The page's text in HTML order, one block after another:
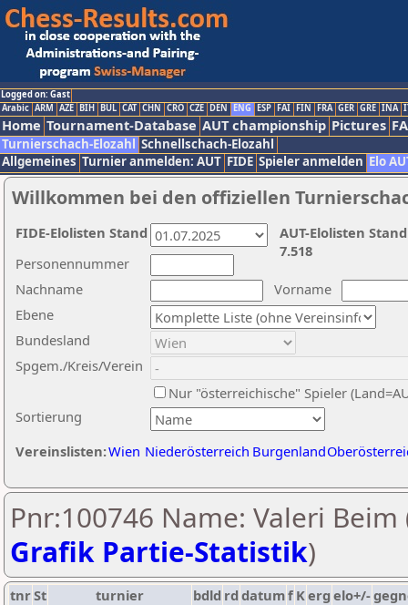
Logged on: Gast
Arabic ARM AZE BIH BUL CAT CHN CRO CZE DEN ENG ESP FAI FIN FRA GER GRE INA
Home Tournament-Database AUT championship Pictures
Turnierschach-Elozahl Schnellschach-Elozahl
Allgemeines Turnier anmelden: AUT FIDE Spieler anmelden Elo
Willkommen bei den offiziellen
Nachname
Vorname
Ebene
Sortierung
Personennummer
Bundesland
Spgem./Kreis/Verein
Nur "österreichische" Spieler
Vereinslisten:Wien Niederösterreich Burgenland
AUT-Elolisten
7.518
FIDE-Elolisten Stand
Pnr:100746 Name: Valeri Beim
Grafik Partie-Statistik)
tnrSt turnier bdld rd datumf Kerg elo+/-